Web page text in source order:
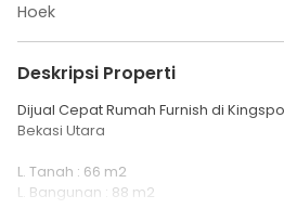
Hoek
Deskripsi Properti
Dijual Cepat Rumah Furnish di
Bekasi Utara
L. Tanah : 66 m2
L. Bangunan : 88 m2